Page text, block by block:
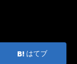
はてブ